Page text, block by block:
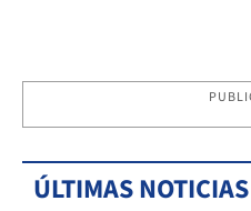
ÚLTIMAS NOTICIAS